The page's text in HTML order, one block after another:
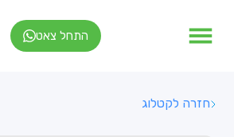
התחל צאט
חזרה לקטלוג